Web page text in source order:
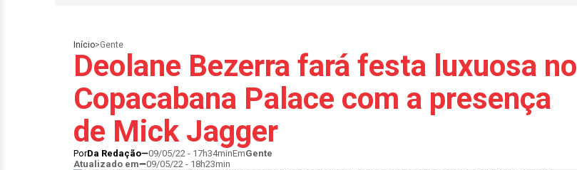
Início>Gente
Deolane Bezerra fará festa luxuosa no
Copacabana Palace com a presença
de Mick Jagger
PorDa Redação 09/05/22 - 17h34minEmGente
Atualizado em
09/05/22 - 18h23min